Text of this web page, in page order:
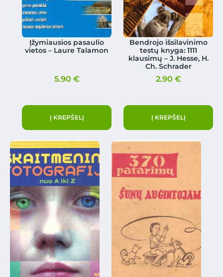
Įžymiausios pasaulio
vietos – Laure Talamon
5.90 €
Į KREPŠELĮ
Bendrojo išsilavinimo
testų knyga: 1111
klausimų – J. Hesse, H.
Ch. Schrader
2.90 €
Į KREPŠELĮ